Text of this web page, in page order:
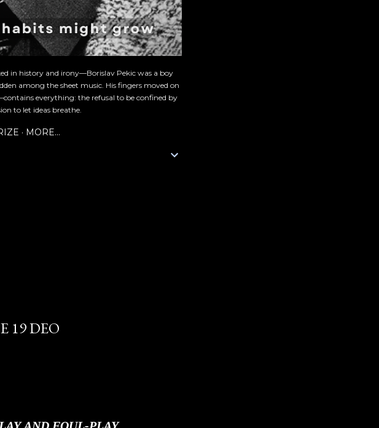
in history and irony—Borislav Pekic was a boy
among the sheet music. His fingers moved on
everything: the refusal to be confined by
to let ideas breathe.
MORE…
19 DEO